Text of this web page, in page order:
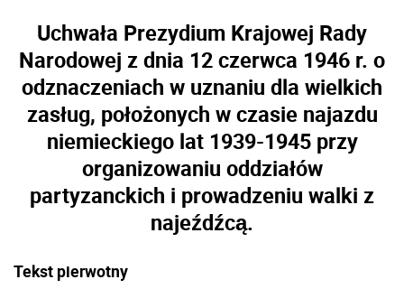
Uchwała Prezydium Krajowej Rady
Narodowej z dnia 12 czerwca 1946 r. o
odznaczeniach w uznaniu dla wielkich
zasług, położonych w czasie najazdu
niemieckiego lat 1939-1945 przy
organizowaniu oddziałów
partyzanckich i prowadzeniu walki z
najeźdźcą.
Tekst pierwotny